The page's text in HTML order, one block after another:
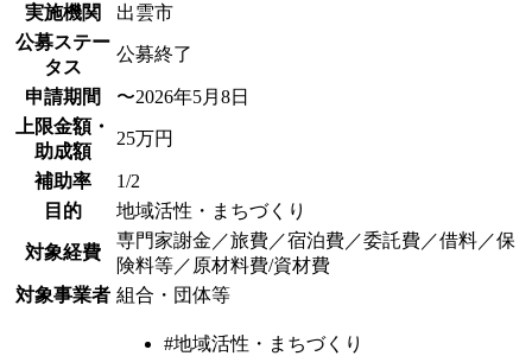
実施機関
出雲市
公募ステー
タス
公募終了
申請期間
〜2026年5月8日
上限金額・
助成額
25万円
補助率
1/2
目的
地域活性・まちづくり
対象経費
専門家謝金／旅費／宿泊費／委託費／借料／保
険料等／原材料費/資材費
対象事業者 組合・団体等
#地域活性・まちづくり